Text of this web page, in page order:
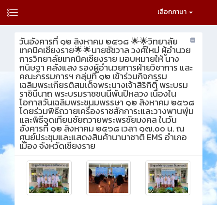
เลือกภาษา
วันอังคารที่ ๑๒ สิงหาคม ๒๕๖๘ 🌟🌟วิทยาลัย
เทคนิคเชียงราย🌟🌟นายชัชวาล วงศ์ใหม่ ผู้อำนวย
การวิทยาลัยเทคนิคเชียงราย มอบหมายให้ นาง
กนิษฐา คลังแสง รองผู้อำนวยการฝ่ายวิชาการ และ
คณะกรรมการฯ กลุ่มที่ ๑๒ เข้าร่วมกิจกรรม
เฉลิมพระเกียรติสมเด็จพระนางเจ้าสิริกิติ์ พระบรม
ราชินีนาถ พระบรมราชชนนีพันปีหลวง เนื่องใน
โอกาสวันเฉลิมพระชนมพรรษา ๑๒ สิงหาคม ๒๕๖๘
โดยร่วมพิธีถวายเครื่องราชสักการะและวางพานพุ่ม
และพิธีจุดเทียนชัยถวายพระพรชัยมงคล ในวัน
อังคารที่ ๑๒ สิงหาคม ๒๕๖๘ เวลา ๑๗.๐๐ น. ณ
ศูนย์ประชุมและแสดงสินค้านานาชาติ EMS อำเภอ
เมือง จังหวัดเชียงราย